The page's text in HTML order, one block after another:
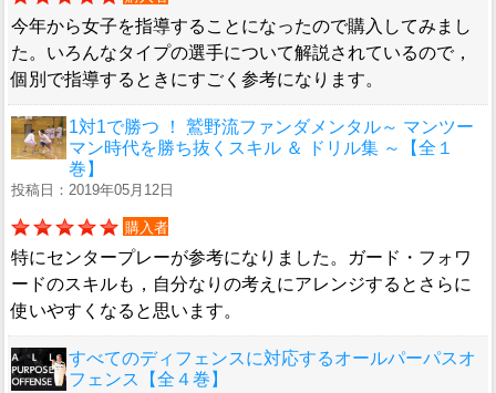
今年から女子を指導することになったので購入してみまし
た。いろんなタイプの選手について解説されているので，
個別で指導するときにすごく参考になります。
1対1で勝つ ！ 鷲野流ファンダメンタル～ マンツー
マン時代を勝ち抜くスキル ＆ ドリル集 ～【全１
巻】
投稿日：2019年05月12日
購入者
特にセンタープレーが参考になりました。ガード・フォワ
ードのスキルも，自分なりの考えにアレンジするとさらに
使いやすくなると思います。
すべてのディフェンスに対応するオールパーパスオ
フェンス【全４巻】